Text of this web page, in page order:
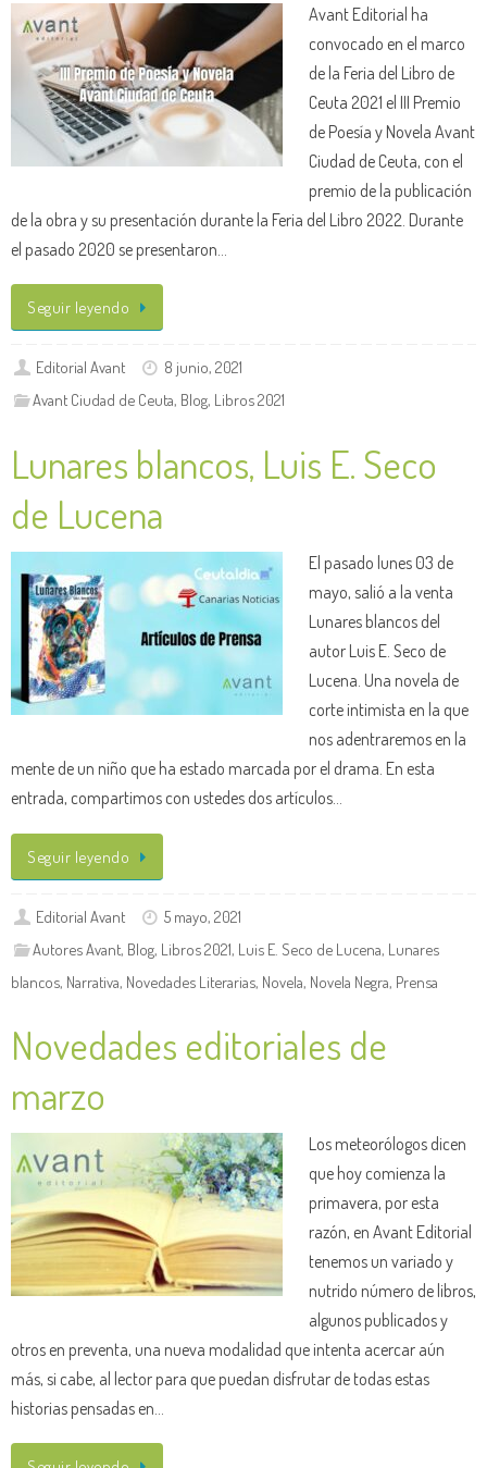
Avant Editorial ha
convocado en el marco
de la Feria del Libro de
Ceuta 2021 el III Premio
de Poesía y Novela Avant
Ciudad de Ceuta, con el
premio de la publicación
de la obra y su presentación durante la Feria del Libro 2022. Durante
el pasado 2020 se presentaron…
Seguir leyendo
Editorial Avant
8 junio, 2021
Avant Ciudad de Ceuta, Blog, Libros 2021
Lunares blancos, Luis E. Seco
de Lucena
El pasado lunes 03 de
mayo, salió a la venta
Lunares blancos del
autor Luis E. Seco de
Lucena. Una novela de
corte intimista en la que
nos adentraremos en la
mente de un niño que ha estado marcada por el drama. En esta
entrada, compartimos con ustedes dos artículos…
Seguir leyendo
Editorial Avant
5 mayo, 2021
Autores Avant, Blog, Libros 2021, Luis E. Seco de Lucena, Lunares
blancos, Narrativa, Novedades Literarias, Novela, Novela Negra, Prensa
Novedades editoriales de
marzo
Los meteorólogos dicen
que hoy comienza la
primavera, por esta
razón, en Avant Editorial
tenemos un variado y
nutrido número de libros,
algunos publicados y
otros en preventa, una nueva modalidad que intenta acercar aún
más, si cabe, al lector para que puedan disfrutar de todas estas
historias pensadas en…